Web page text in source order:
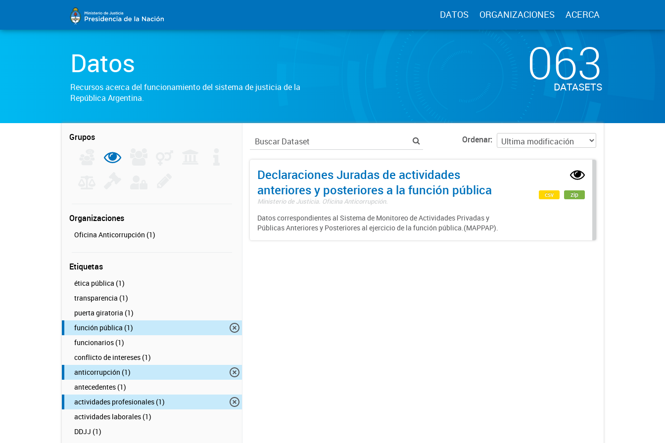
DATOS ORGANIZACIONES ACERCA
Datos
Recursos acerca del funcionamiento del sistema de justicia de la
República Argentina.
063
DATASETS
Grupos
Organizaciones
Oficina Anticorrupción (1)
Etiquetas
ética pública (1)
transparencia (1)
puerta giratoria (1)
función pública (1)
funcionarios (1)
conflicto de intereses (1)
anticorrupción (1)
antecedentes (1)
actividades profesionales (1)
actividades laborales (1)
DDJJ (1)
Ordenar
Declaraciones Juradas de actividades
anteriores y posteriores a la función pública
Ministerio de Justicia. Oficina Anticorrupción.
Datos correspondientes al Sistema de Monitoreo de Actividades Privadas y
Públicas Anteriores y Posteriores al ejercicio de la función pública.(MAPPAP).
csv zip